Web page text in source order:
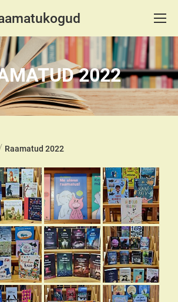
2022
Raamatud 2022